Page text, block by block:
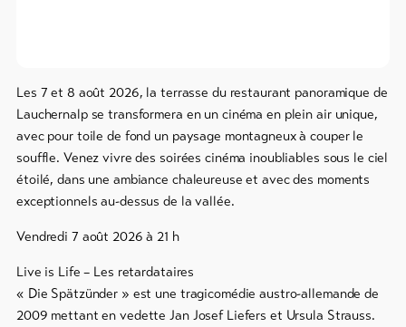
DE ENFR
régional
Contacts
importants
Informations
touristiques
Lötschental
Feedback
Commerce
Les 7 et 8 août 2026, la terrasse du restaurant panoramique de
Lauchernalp se transformera en un cinéma en plein air unique,
avec pour toile de fond un paysage montagneux à couper le
souffle. Venez vivre des soirées cinéma inoubliables sous le ciel
étoilé, dans une ambiance chaleureuse et avec des moments
exceptionnels au-dessus de la vallée.
Vendredi 7 août 2026 à 21 h
Live is Life – Les retardataires
« Die Spätzünder » est une tragicomédie austro-allemande de
2009 mettant en vedette Jan Josef Liefers et Ursula Strauss.